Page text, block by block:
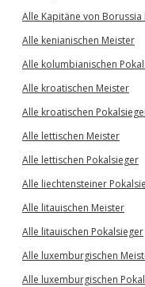
Alle Kapitäne von
Alle kenianischen Meister
Alle kolumbianischen
Alle kroatischen Meister
Alle kroatischen
Alle lettischen Meister
Alle lettischen Pokalsieger
Alle liechtensteiner
Alle litauischen Meister
Alle litauischen Pokalsieger
Alle luxemburgischen
Alle luxemburgischen